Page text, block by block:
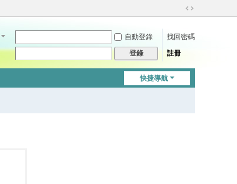
切
到
自動登錄
找回密碼
登錄 註冊
快捷導航